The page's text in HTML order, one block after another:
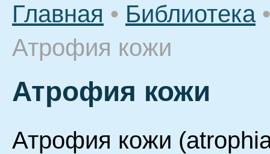
Главная • Библиотека •
Атрофия кожи
Атрофия кожи
Атрофия кожи